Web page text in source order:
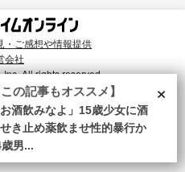
・ご感想や情報提供
会社
All rights reserved.
⼼に合致したコンテンツや広告配信を提供する
プライバシーポリシー をご確認ください。×
この記事もオススメ】
お酒飲みなよ」15歳少女に酒
き止め薬飲ませ性的暴行か
男...